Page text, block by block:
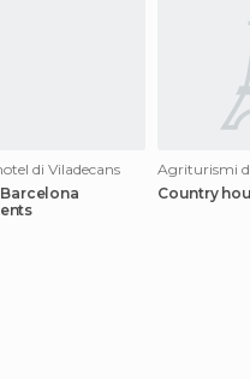
di Viladecans
Agriturismi
Country